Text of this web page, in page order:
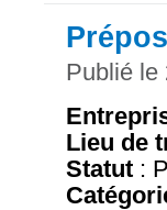
Publié le
Lieu de
Statut :